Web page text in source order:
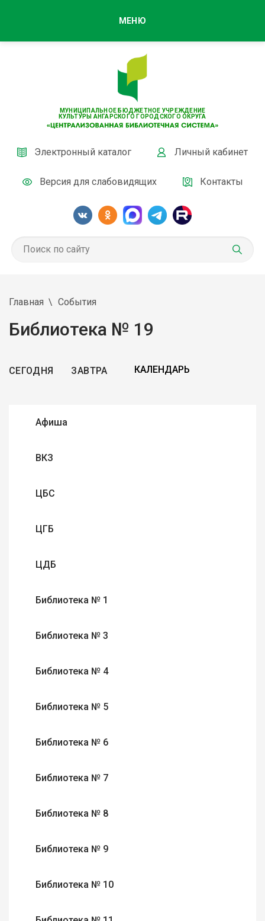
МУНИЦИПАЛЬНОЕ БЮДЖЕТНОЕ УЧРЕЖДЕНИЕ
КУЛЬТУРЫ АНГАРСКОГО ГОРОДСКОГО ОКРУГА
Электронный каталог Личный кабинет
Версия для слабовидящих Контакты
МЕНЮ
Главная События
Библиотека № 19
СЕГОДНЯ ЗАВТРА
Афиша
ВКЗ
ЦБС
ЦГБ
ЦДБ
Библиотека № 1
Библиотека № 3
Библиотека № 4
Библиотека № 5
Библиотека № 6
Библиотека № 7
Библиотека № 8
Библиотека № 9
Библиотека № 10